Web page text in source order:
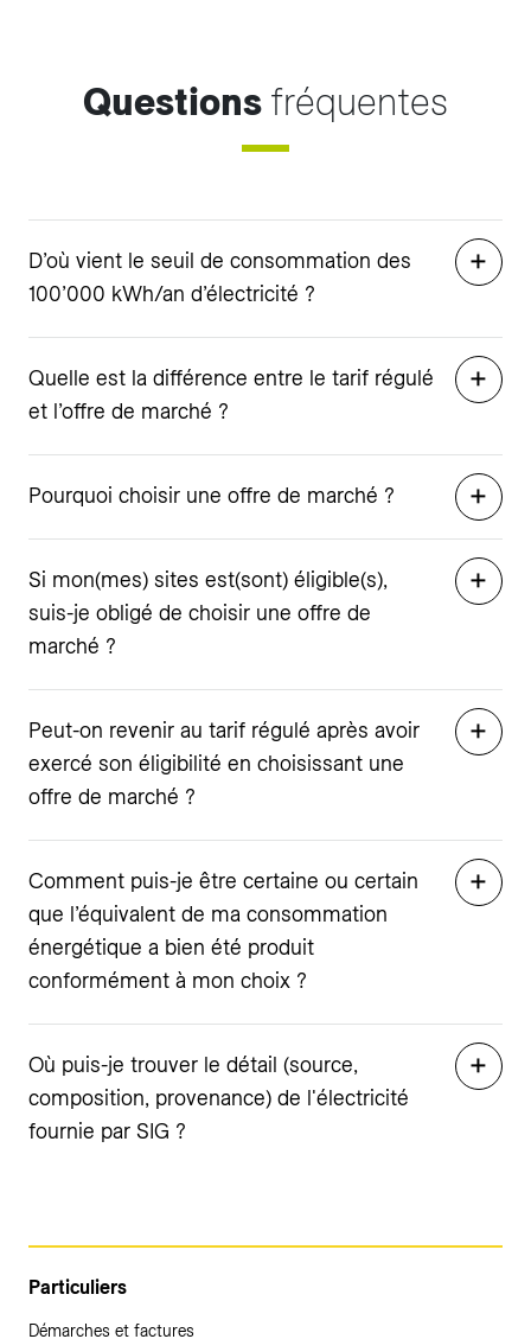
Questions fréquentes
D’où vient le seuil de consommation des
100’000 kWh/an d’électricité ?
Quelle est la différence entre le tarif régulé
et l’offre de marché ?
Pourquoi choisir une offre de marché ?
Si mon(mes) sites est(sont) éligible(s),
suis-je obligé de choisir une offre de
marché ?
Peut-on revenir au tarif régulé après avoir
exercé son éligibilité en choisissant une
offre de marché ?
Comment puis-je être certaine ou certain
que l’équivalent de ma consommation
énergétique a bien été produit
conformément à mon choix ?
Où puis-je trouver le détail (source,
composition, provenance) de l'électricité
fournie par SIG ?
Particuliers
Démarches et factures